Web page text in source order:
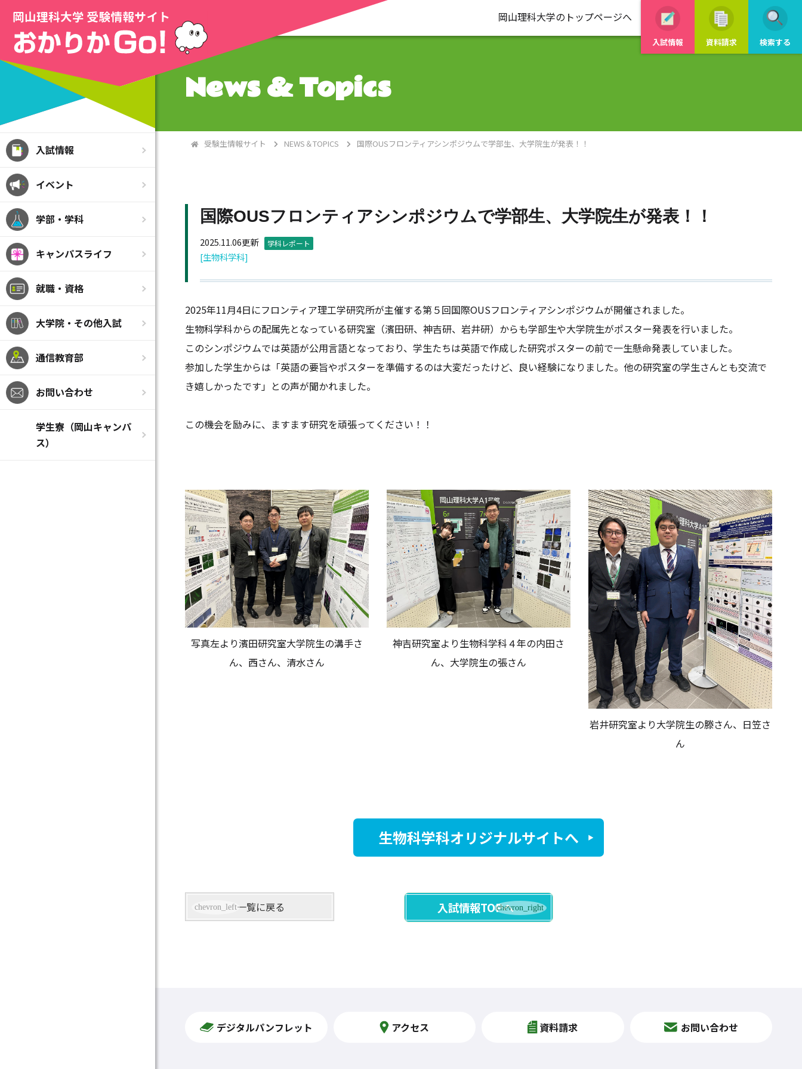
入試情報
イベント
学部・学科
キャンパスライフ
就職・資格
大学院・その他入試
通信教育部
お問い合わせ
学生寮（岡山キャンパ
ス）
岡山理科大学のトップページへ
入試情報 資料請求 検索する
News & Topics
受験生情報サイト NEWS＆TOPICS 国際OUSフロンティアシンポジウムで学部生、大学院生が発表！！
国際OUSフロンティアシンポジウムで学部生、大学院生が発表！！
2025.11.06更新 学科レポート
[生物科学科]
2025年11月4日にフロンティア理工学研究所が主催する第５回国際OUSフロンティアシンポジウムが開催されました。
生物科学科からの配属先となっている研究室（濱田研、神吉研、岩井研）からも学部生や大学院生がポスター発表を行いました。
このシンポジウムでは英語が公用言語となっており、学生たちは英語で作成した研究ポスターの前で一生懸命発表していました。
参加した学生からは「英語の要旨やポスターを準備するのは大変だったけど、良い経験になりました。他の研究室の学生さんとも交流で
き嬉しかったです」との声が聞かれました。
この機会を励みに、ますます研究を頑張ってください！！
写真左より濱田研究室大学院生の溝手さ
ん、西さん、清水さん
神吉研究室より生物科学科４年の内田さ
ん、大学院生の張さん
岩井研究室より大学院生の滕さん、日笠さ
ん
生物科学科オリジナルサイトへ
入試情報TOPへ
一覧に戻る
デジタルパンフレット アクセス 資料請求 お問い合わせ